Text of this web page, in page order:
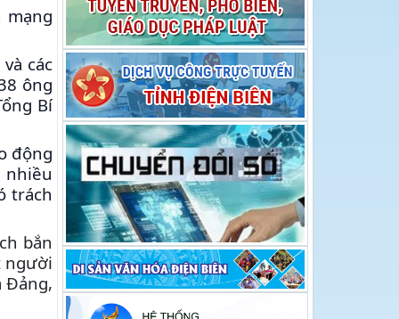
mạng
các
ông
Bí
động
nhiều
trách
bắn
người
Đảng,
Hoa Ban năm 2026
hội Hoa Ban năm
2026